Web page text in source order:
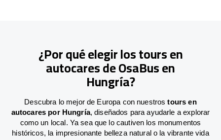
¿Por qué elegir los tours en
autocares de OsaBus en
Hungría?
Descubra lo mejor de Europa con nuestrostours en
autocares por Hungría, diseñados para ayudarle a explorar
como un local. Ya sea que lo cautiven los monumentos
históricos, la impresionante belleza natural o la vibrante vida